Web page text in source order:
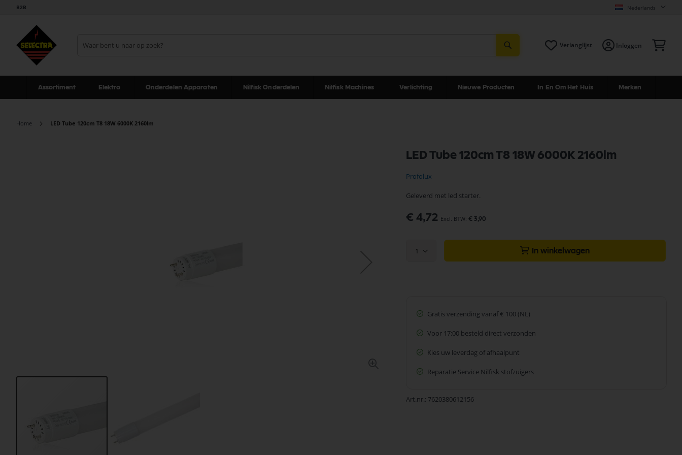
B2B Nederlands
Verlanglijst Inloggen
Assortiment Elektro Onderdelen Apparaten Nilfisk Onderdelen Nilfisk Machines Verlichting Nieuwe Producten In En Om Het Huis Merken
Home LED Tube 120cm T8 18W 6000K 2160lm
LED Tube 120cm T8 18W 6000K 2160lm
Profolux
Geleverd met led starter.
€ 4,72 € 3,90
1 In winkelwagen
Gratis verzending vanaf € 100 (NL)
Voor 17:00 besteld direct verzonden
Kies uw leverdag of afhaalpunt
Reparatie Service Nilfisk stofzuigers
Art.nr. 7620380612156